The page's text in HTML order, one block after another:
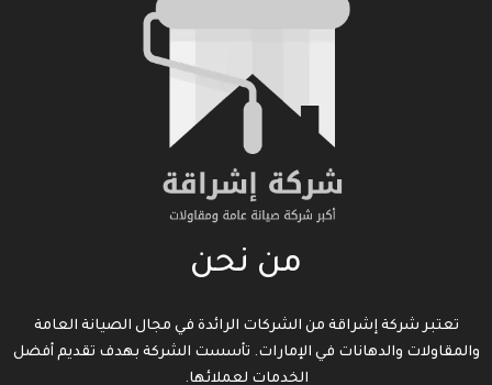
من نحن
تعتبر شركة إشراقة من الشركات الرائدة في مجال الصيانة العامة
والمقاولات والدهانات في الإمارات. تأسست الشركة بهدف تقديم أفضل
الخدمات لعملائها.